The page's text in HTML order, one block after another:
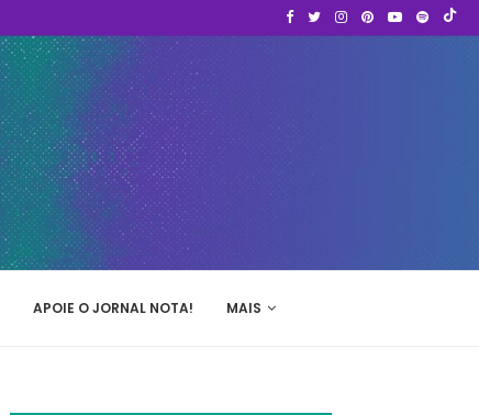
APOIE O JORNAL NOTA! MAIS